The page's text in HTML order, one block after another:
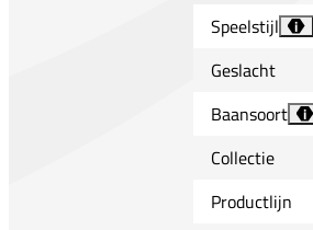
Speelstijl i
Geslacht
Baansoort
i
Collectie
Productlijn